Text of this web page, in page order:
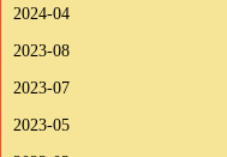
2024-04
2023-08
2023-07
2023-05